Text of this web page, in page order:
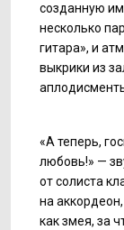
созданную
несколько
гитара», и
выкрики из
«А теперь,
любовь!» —
от солиста
на
как змея, за